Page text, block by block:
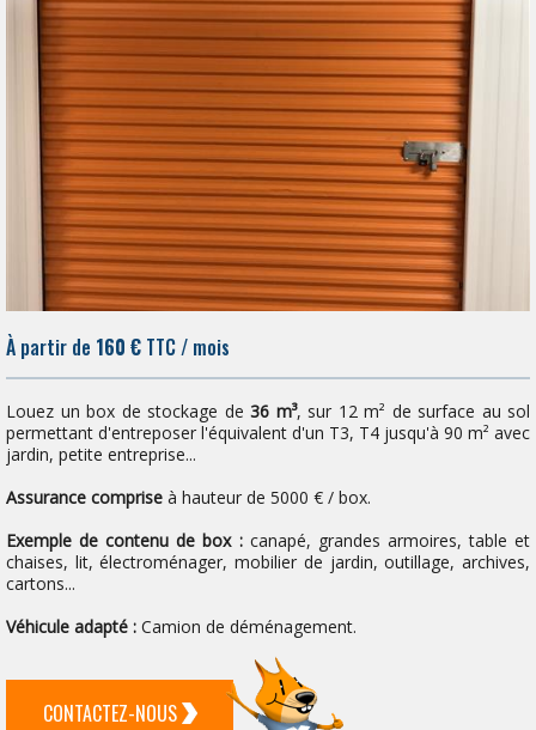
À partir de 160 € TTC / mois
Louez un box de stockage de 36 m³, sur 12 m² de surface au sol
permettant d'entreposer l'équivalent d'un T3, T4 jusqu'à 90 m² avec
jardin, petite entreprise...
Assurance comprise à hauteur de 5000 € / box.
Exemple de contenu de box :canapé, grandes armoires, table et
chaises, lit, électroménager, mobilier de jardin, outillage, archives,
cartons...
Véhicule adapté : Camion de déménagement.
CONTACTEZ-NOUS